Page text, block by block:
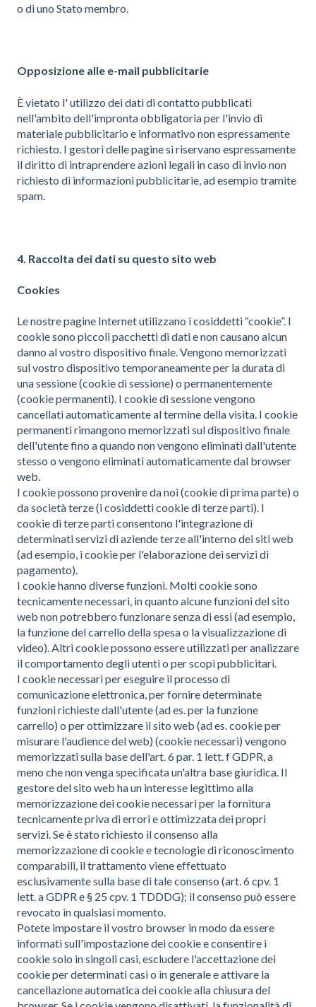
o di uno Stato membro.
Opposizione alle e-mail pubblicitarie
È vietato l' utilizzo dei dati di contatto pubblicati
nell'ambito dell'impronta obbligatoria per l'invio di
materiale pubblicitario e informativo non espressamente
richiesto. I gestori delle pagine si riservano espressamente
il diritto di intraprendere azioni legali in caso di invio non
richiesto di informazioni pubblicitarie, ad esempio tramite
spam.
4. Raccolta dei dati su questo sito web
Cookies
Le nostre pagine Internet utilizzano i cosiddetti “cookie”. I
cookie sono piccoli pacchetti di dati e non causano alcun
danno al vostro dispositivo finale. Vengono memorizzati
sul vostro dispositivo temporaneamente per la durata di
una sessione (cookie di sessione) o permanentemente
(cookie permanenti). I cookie di sessione vengono
cancellati automaticamente al termine della visita. I cookie
permanenti rimangono memorizzati sul dispositivo finale
dell'utente fino a quando non vengono eliminati dall'utente
stesso o vengono eliminati automaticamente dal browser
web.
I cookie possono provenire da noi (cookie di prima parte) o
da società terze (i cosiddetti cookie di terze parti). I
cookie di terze parti consentono l'integrazione di
determinati servizi di aziende terze all'interno dei siti web
(ad esempio, i cookie per l'elaborazione dei servizi di
pagamento).
I cookie hanno diverse funzioni. Molti cookie sono
tecnicamente necessari, in quanto alcune funzioni del sito
web non potrebbero funzionare senza di essi (ad esempio,
la funzione del carrello della spesa o la visualizzazione di
video). Altri cookie possono essere utilizzati per analizzare
il comportamento degli utenti o per scopi pubblicitari.
I cookie necessari per eseguire il processo di
comunicazione elettronica, per fornire determinate
funzioni richieste dall'utente (ad es. per la funzione
carrello) o per ottimizzare il sito web (ad es. cookie per
misurare l'audience del web) (cookie necessari) vengono
memorizzati sulla base dell'art. 6 par. 1 lett. f GDPR, a
meno che non venga specificata un'altra base giuridica. Il
gestore del sito web ha un interesse legittimo alla
memorizzazione dei cookie necessari per la fornitura
tecnicamente priva di errori e ottimizzata dei propri
servizi. Se è stato richiesto il consenso alla
memorizzazione di cookie e tecnologie di riconoscimento
comparabili, il trattamento viene effettuato
esclusivamente sulla base di tale consenso (art. 6 cpv. 1
lett. a GDPR e § 25 cpv. 1 TDDDG); il consenso può essere
revocato in qualsiasi momento.
Potete impostare il vostro browser in modo da essere
informati sull'impostazione dei cookie e consentire i
cookie solo in singoli casi, escludere l'accettazione dei
cookie per determinati casi o in generale e attivare la
cancellazione automatica dei cookie alla chiusura del